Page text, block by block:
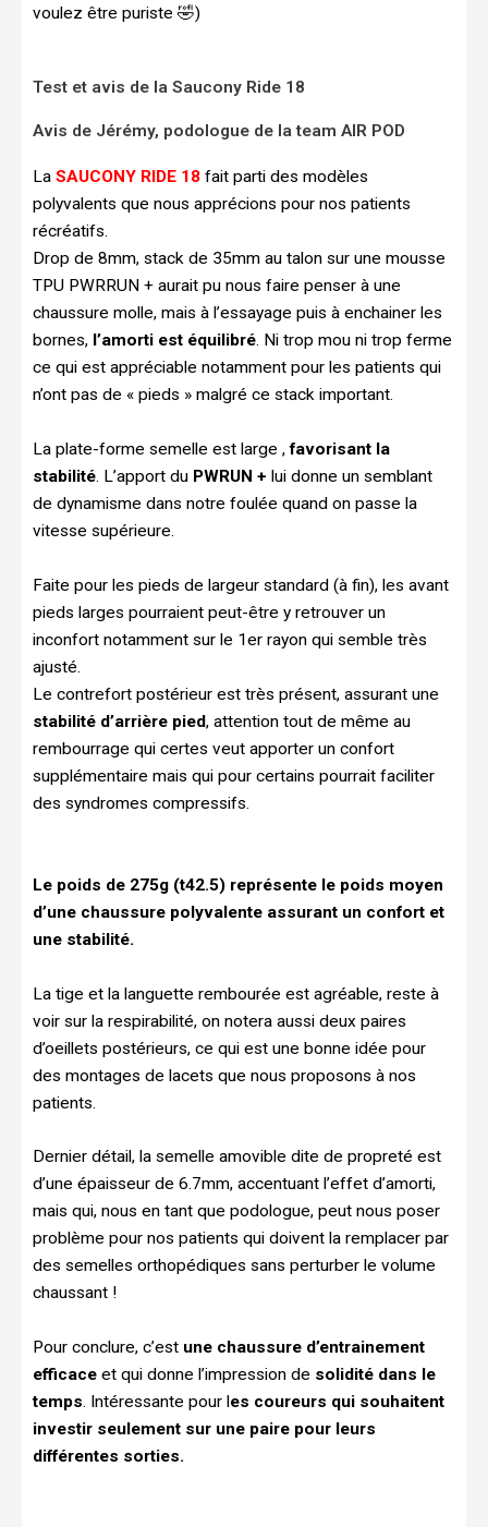
voulez être puriste 🤣)
Test et avis de la Saucony Ride 18
Avis de Jérémy, podologue de la team AIR POD
La SAUCONY RIDE 18 fait parti des modèles
polyvalents que nous apprécions pour nos patients
récréatifs.
Drop de 8mm, stack de 35mm au talon sur une mousse
TPU PWRRUN + aurait pu nous faire penser à une
chaussure molle, mais à l’essayage puis à enchainer les
bornes, l’amorti est équilibré. Ni trop mou ni trop ferme
ce qui est appréciable notamment pour les patients qui
n’ont pas de « pieds » malgré ce stack important.
La plate-forme semelle est large ,favorisant la
stabilité. L’apport du PWRUN + lui donne un semblant
de dynamisme dans notre foulée quand on passe la
vitesse supérieure.
Faite pour les pieds de largeur standard (à fin), les avant
pieds larges pourraient peut-être y retrouver un
inconfort notamment sur le 1er rayon qui semble très
ajusté.
Le contrefort postérieur est très présent, assurant une
stabilité d’arrière pied, attention tout de même au
rembourrage qui certes veut apporter un confort
supplémentaire mais qui pour certains pourrait faciliter
des syndromes compressifs.
Le poids de 275g (t42.5) représente le poids moyen
d’une chaussure polyvalente assurant un confort et
une stabilité.
La tige et la languette rembourée est agréable, reste à
voir sur la respirabilité, on notera aussi deux paires
d’oeillets postérieurs, ce qui est une bonne idée pour
des montages de lacets que nous proposons à nos
patients.
Dernier détail, la semelle amovible dite de propreté est
d’une épaisseur de 6.7mm, accentuant l’effet d’amorti,
mais qui, nous en tant que podologue, peut nous poser
problème pour nos patients qui doivent la remplacer par
des semelles orthopédiques sans perturber le volume
chaussant !
Pour conclure, c’est une chaussure d’entrainement
efficace et qui donne l’impression de solidité dans le
temps. Intéressante pour l es coureurs qui souhaitent
investir seulement sur une paire pour leurs
différentes sorties.